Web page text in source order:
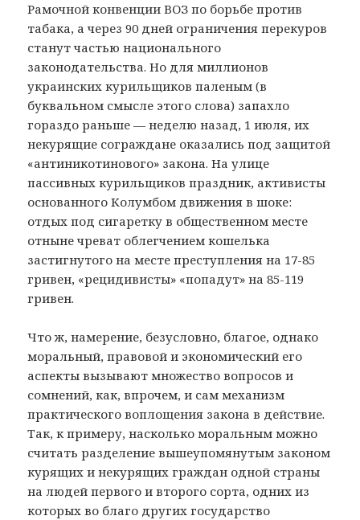
Рамочной конвенции ВОЗ по борьбе против
табака, а через 90 дней ограничения перекуров
станут частью национального
законодательства. Но для миллионов
украинских курильщиков паленым (в
буквальном смысле этого слова) запахло
гораздо раньше — неделю назад, 1 июля, их
некурящие сограждане оказались под защитой
«антиникотинового» закона. На улице
пассивных курильщиков праздник, активисты
основанного Колумбом движения в шоке:
отдых под сигаретку в общественном месте
отныне чреват облегчением кошелька
застигнутого на месте преступления на 17-85
гривен, «рецидивисты» «попадут» на 85-119
гривен.
Что ж, намерение, безусловно, благое, однако
моральный, правовой и экономический его
аспекты вызывают множество вопросов и
сомнений, как, впрочем, и сам механизм
практического воплощения закона в действие.
Так, к примеру, насколько моральным можно
считать разделение вышеупомянутым законом
курящих и некурящих граждан одной страны
на людей первого и второго сорта, одних из
которых во благо других государство